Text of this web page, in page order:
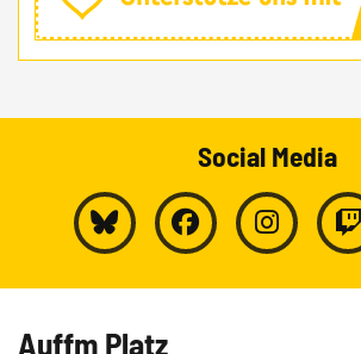
Social Media
Auffm Platz